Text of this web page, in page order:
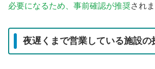
必要になるため、事前確認が推奨されま
夜遅くまで営業している施設の